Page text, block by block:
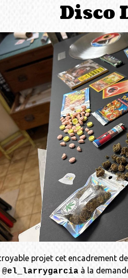
Disco
projet cet encadrement
@el_larrygarcia à la